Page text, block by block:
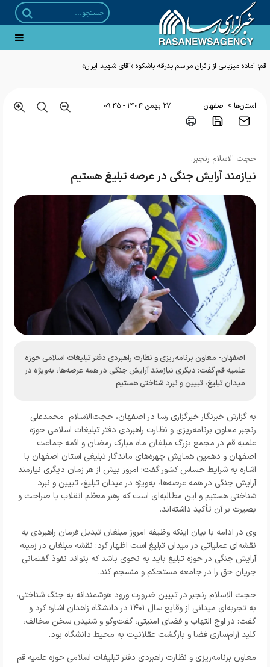
قم؛ آماده میزبانی از زائران مراسم بدرقه باشکوه «آقای شهید ایران»
استان‌ها > اصفهان ۲۷ بهمن ۱۴۰۴ - ۰۹:۴۵
حجت الاسلام رنجبر:
نیازمند آرایش جنگی در عرصه تبلیغ هستیم
اصفهان- معاون برنامه‌ریزی و نظارت راهبردی دفتر تبلیغات اسلامی حوزه
علمیه قم گفت: دیگری نیازمند آرایش جنگی در همه عرصه‌ها، به‌ویژه در
میدان تبلیغ، تبیین و نبرد شناختی هستیم
به گزارش خبرنگارخبرگزاری رسا در اصفهان، حجت‌الاسلام محمدعلی
رنجبر معاون برنامه‌ریزی و نظارت راهبردی دفتر تبلیغات اسلامی حوزه
علمیه قم در مجمع بزرگ مبلغان ماه مبارک رمضان و ائمه جماعت
اصفهان و دهمین همایش چهره‌های ماندگار تبلیغی استان اصفهان با
اشاره به شرایط حساس کشور گفت: امروز بیش از هر زمان دیگری نیازمند
آرایش جنگی در همه عرصه‌ها، به‌ویژه در میدان تبلیغ، تبیین و نبرد
شناختی هستیم و این مطالبه‌ای است که رهبر معظم انقلاب با صراحت و
بصیرت بر آن تأکید داشته‌اند.
وی در ادامه با بیان اینکه وظیفه امروز مبلغان تبدیل فرمان راهبردی به
نقشه‌ای عملیاتی در میدان تبلیغ است اظهار کرد: نقشه‌ مبلغان در زمینه
آرایش جنگی در حوزه تبلیغ باید به نحوی باشد که بتواند نفوذ گفتمانی
جریان حق را در جامعه مستحکم و منسجم کند.
حجت الاسلام رنجبر در تبیین ضرورت ورود هوشمندانه به جنگ شناختی،
به تجربه‌ای میدانی از وقایع سال ۱۴۰۱ در دانشگاه زاهدان اشاره کرد و
گفت: در اوج التهاب و فضای امنیتی، گفت‌وگو و شنیدن سخن مخالف،
کلید آرام‌سازی فضا و بازگشت عقلانیت به محیط دانشگاه بود.
معاون برنامه‌ریزی و نظارت راهبردی دفتر تبلیغات اسلامی حوزه علمیه قم